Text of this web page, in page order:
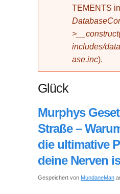
TEMENTS
includes/
ase.inc).
Glück
Murphys
Straße –
die ultimative
deine Nerven
Gespeichert von MundaneMan